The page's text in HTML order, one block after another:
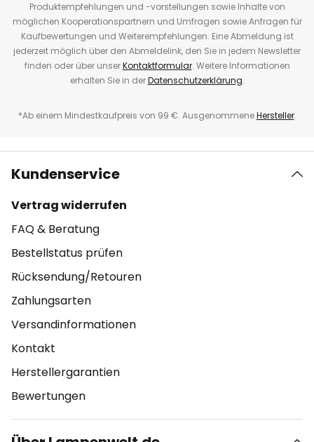
Produktempfehlungen und -vorstellungen sowie Inhalte von
möglichen Kooperationspartnern und Umfragen sowie Anfragen für
Kaufbewertungen und Weiterempfehlungen. Eine Abmeldung ist
jederzeit möglich über den Abmeldelink, den Sie in jedem Newsletter
finden oder über unserKontaktformular. Weitere Informationen
erhalten Sie in derDatenschutzerklärung.
*Ab einem Mindestkaufpreis von 99 €. AusgenommeneHersteller.
Kundenservice
Vertrag widerrufen
FAQ & Beratung
Bestellstatus prüfen
Rücksendung/Retouren
Zahlungsarten
Versandinformationen
Kontakt
Herstellergarantien
Bewertungen